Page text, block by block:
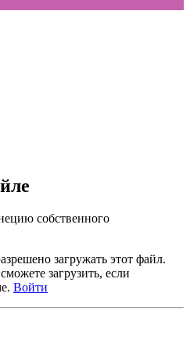
собственного
загружать этот файл.
загрузить, если
Войти